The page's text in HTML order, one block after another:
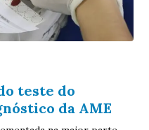
teste do
da AME